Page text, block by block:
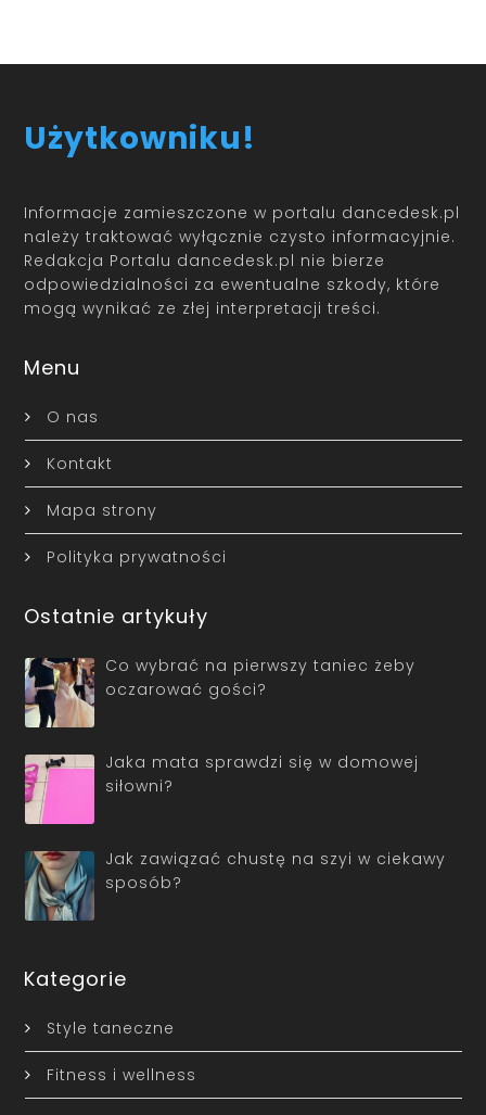
Użytkowniku!
Informacje zamieszczone w portalu dancedesk.pl
należy traktować wyłącznie czysto informacyjnie.
Redakcja Portalu dancedesk.pl nie bierze
odpowiedzialności za ewentualne szkody, które
mogą wynikać ze złej interpretacji treści.
Menu
O nas
Kontakt
Mapa strony
Polityka prywatności
Ostatnie artykuły
Co wybrać na pierwszy taniec żeby
oczarować gości?
Jaka mata sprawdzi się w domowej
siłowni?
Jak zawiązać chustę na szyi w ciekawy
sposób?
Kategorie
Style taneczne
Fitness i wellness